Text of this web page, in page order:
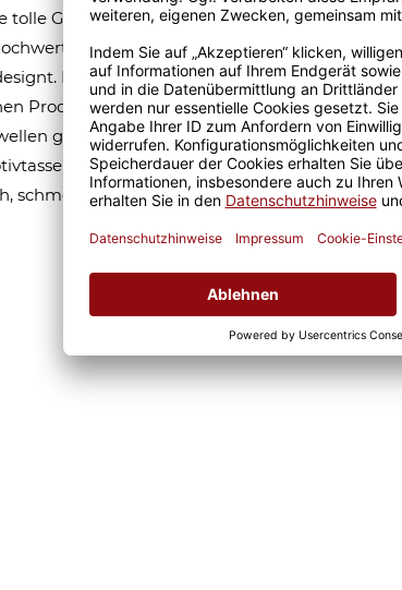
tolle Geschenkidee, egal zu welchem Anlass.
Keramik wurden mit viel Liebe
Mit viel Erfahrung werden sie
Produktion bedruckt. Die Kaffeebecher sind
geeignet. Somit ist eine lange Freude an
garantiert und der Kaffee am
schmeckt gleich nochmal so gut.